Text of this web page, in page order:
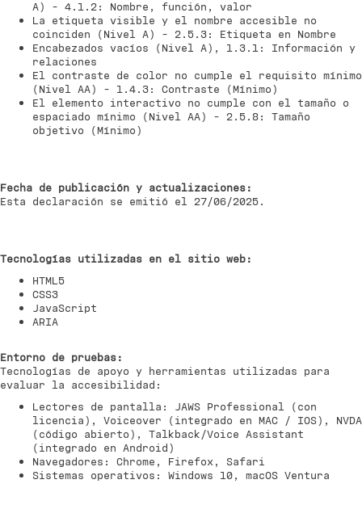
A) - 4.1.2: Nombre, función, valor
La etiqueta visible y el nombre accesible no
coinciden (Nivel A) - 2.5.3: Etiqueta en Nombre
Encabezados vacíos (Nivel A), 1.3.1: Información y
relaciones
El contraste de color no cumple el requisito mínimo
(Nivel AA) - 1.4.3: Contraste (Mínimo)
El elemento interactivo no cumple con el tamaño o
espaciado mínimo (Nivel AA) - 2.5.8: Tamaño
objetivo (Mínimo)
Fecha de publicación y actualizaciones:
Esta declaración se emitió el 27/06/2025.
Tecnologías utilizadas en el sitio web:
HTML5
CSS3
JavaScript
ARIA
Entorno de pruebas:
Tecnologías de apoyo y herramientas utilizadas para
evaluar la accesibilidad:
Lectores de pantalla: JAWS Professional (con
licencia), Voiceover (integrado en MAC / IOS), NVDA
(código abierto), Talkback/Voice Assistant
(integrado en Android)
Navegadores: Chrome, Firefox, Safari
Sistemas operativos: Windows 10, macOS Ventura